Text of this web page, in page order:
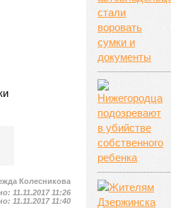
Колесникова
11.11.2017 11:26
11.11.2017 11:40